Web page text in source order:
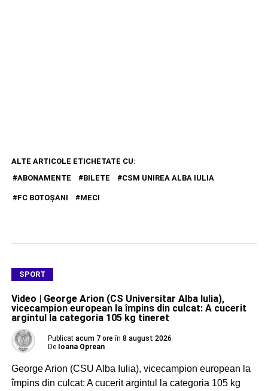
ALTE ARTICOLE ETICHETATE CU:
ABONAMENTE
BILETE CSM UNIREA ALBA IULIA
FC BOTOŞANI MECI
SPORT
Video | George Arion (CS Universitar Alba Iulia),
vicecampion european la împins din culcat: A cucerit
argintul la categoria 105 kg tineret
Publicat acum 7 ore în 8 august 2026
De Ioana Oprean
George Arion (CSU Alba Iulia), vicecampion european la
împins din culcat: A cucerit argintul la categoria 105 kg